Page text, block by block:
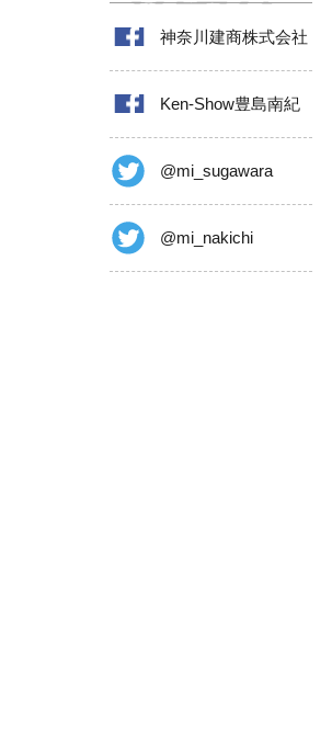
神奈川建商株式会社
Ken-Show豊島南紀
@mi_sugawara
@mi_nakichi